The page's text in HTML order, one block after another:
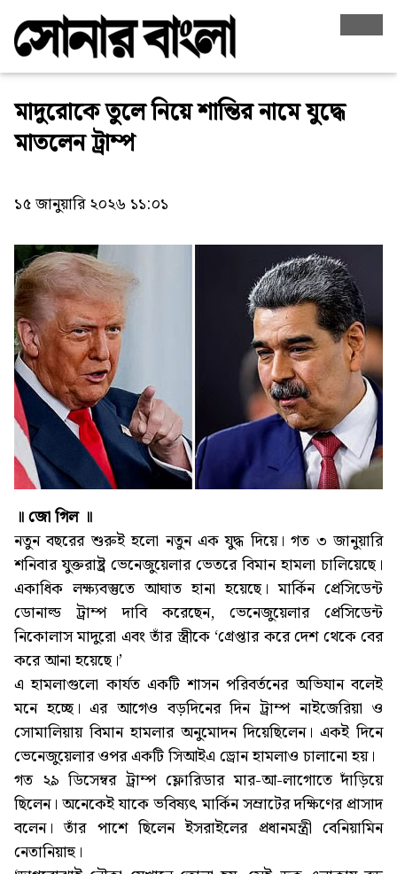
মাদুরোকে তুলে নিয়ে শান্তির নামে যুদ্ধে
মাতলেন ট্রাম্প
১৫ জানুয়ারি ২০২৬ ১১:০১
॥ জো গিল ॥
নতুন বছরের শুরুই হলো নতুন এক যুদ্ধ দিয়ে। গত ৩ জানুয়ারি
শনিবার যুক্তরাষ্ট্র ভেনেজুয়েলার ভেতরে বিমান হামলা চালিয়েছে।
একাধিক লক্ষ্যবস্তুতে আঘাত হানা হয়েছে। মার্কিন প্রেসিডেন্ট
ডোনাল্ড ট্রাম্প দাবি করেছেন, ভেনেজুয়েলার প্রেসিডেন্ট
নিকোলাস মাদুরো এবং তাঁর স্ত্রীকে ‘গ্রেপ্তার করে দেশ থেকে বের
করে আনা হয়েছে।’
এ হামলাগুলো কার্যত একটি শাসন পরিবর্তনের অভিযান বলেই
মনে হচ্ছে। এর আগেও বড়দিনের দিন ট্রাম্প নাইজেরিয়া ও
সোমালিয়ায় বিমান হামলার অনুমোদন দিয়েছিলেন। একই দিনে
ভেনেজুয়েলার ওপর একটি সিআইএ ড্রোন হামলাও চালানো হয়।
গত ২৯ ডিসেম্বর ট্রাম্প ফ্লোরিডার মার-আ-লাগোতে দাঁড়িয়ে
ছিলেন। অনেকেই যাকে ভবিষ্যৎ মার্কিন সম্রাটের দক্ষিণের প্রাসাদ
বলেন। তাঁর পাশে ছিলেন ইসরাইলের প্রধানমন্ত্রী বেনিয়ামিন
নেতানিয়াহু।